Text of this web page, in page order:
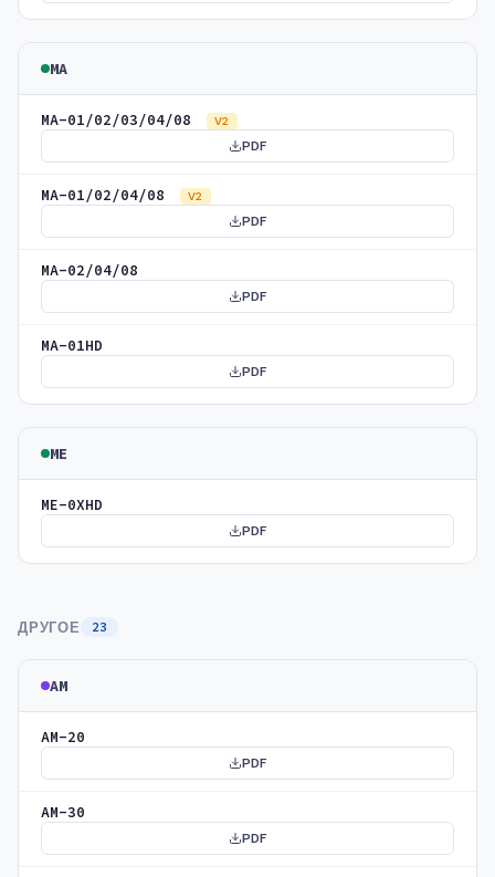
MA
MA-01/02/03/04/08 V2
PDF
MA-01/02/04/08 V2
PDF
MA-02/04/08
PDF
MA-01HD
PDF
ME
ME-0XHD
PDF
ДРУГОЕ 23
AM
AM-20
PDF
AM-30
PDF